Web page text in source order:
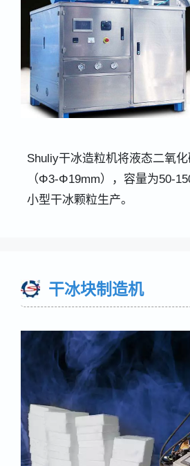
Shuliy干冰造粒机将液态二氧
（Φ3-Φ19mm），容量为50-
小型干冰颗粒生产。
干冰块制造机